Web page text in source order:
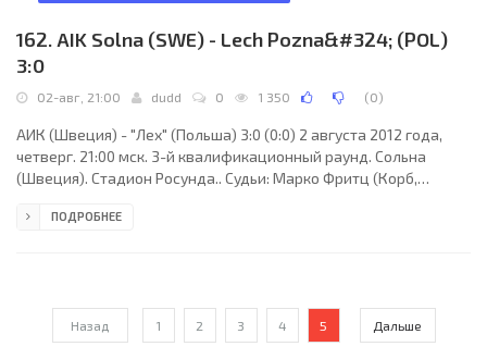
162. AIK Solna (SWE) - Lech Pozna&#324; (POL)
3:0
02-авг, 21:00 dudd 0 1 350 (0)
АИК (Швеция) - "Лех" (Польша) 3:0 (0:0) 2 августа 2012 года,
четверг. 21:00 мск. 3-й квалификационный раунд. Сольна
(Швеция). Стадион Росунда.. Судьи: Марко Фритц (Корб,
Резервный: Тобиас Штилер (Германия). "АИК": Иван Турина,
Лоренцон, Даниэль Густавссон (Атакора Лалавеле,
ПОДРОБНЕЕ
Назад 1 2 3 4 5 Дальше